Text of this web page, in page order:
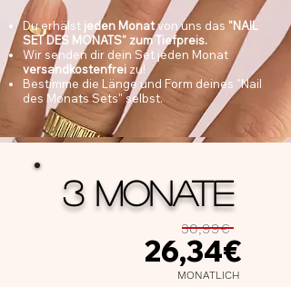
Du erhälst jeden Monatvon uns das "NAIL
SET DES MONATS" zum Tiefpreis.
Wir senden dir dein Set jeden Monat
versandkostenfrei zu!
Bestimme die Länge und Form deines "Nail
des Monats Sets" selbst.
3 MONATE
26,34€
30,99€
MONATLICH